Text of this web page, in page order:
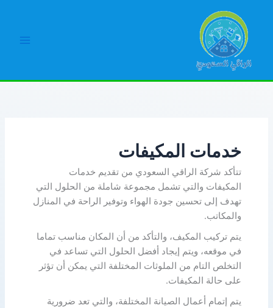
المحتوى
خدمات المكيفات
تتأكد شركة الراقي السعودي من تقديم خدمات
المكيفات والتي تشمل مجموعة شاملة من الحلول التي
تهدف إلى تحسين جودة الهواء وتوفير الراحة في المنازل
والمكاتب.
يتم تركيب المكيف، والتأكد من أن المكان مناسب تماما
في موقعه، ويتم إيجاد أفضل الحلول التي تساعد في
التخلص التام من الملوثات المختلفة التي يمكن أن تؤثر
على حالة المكيفات.
يتم إتمام أعمال الصيانة المختلفة، والتي تعد ضرورية